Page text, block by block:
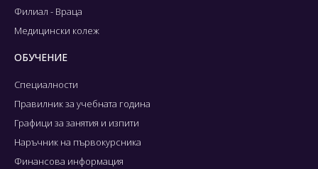
Филиал - Враца
Медицински колеж
ОБУЧЕНИЕ
Специалности
Правилник за учебната година
Графици за занятия и изпити
Наръчник на първокурсника
Финансова информация